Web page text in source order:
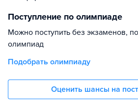
Поступление по олимпиаде
Можно поступить без экзаменов,
олимпиад
Подобрать олимпиаду
Оценить шансы на